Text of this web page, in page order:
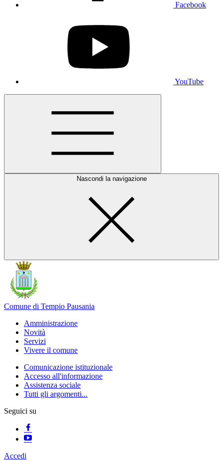
Facebook
YouTube
Nascondi la navigazione
Comune di Tempio Pausania
Amministrazione
Novità
Servizi
Vivere il comune
Comunicazione istituzionale
Accesso all'informazione
Assistenza sociale
Tutti gli argomenti...
Seguici su
Accedi